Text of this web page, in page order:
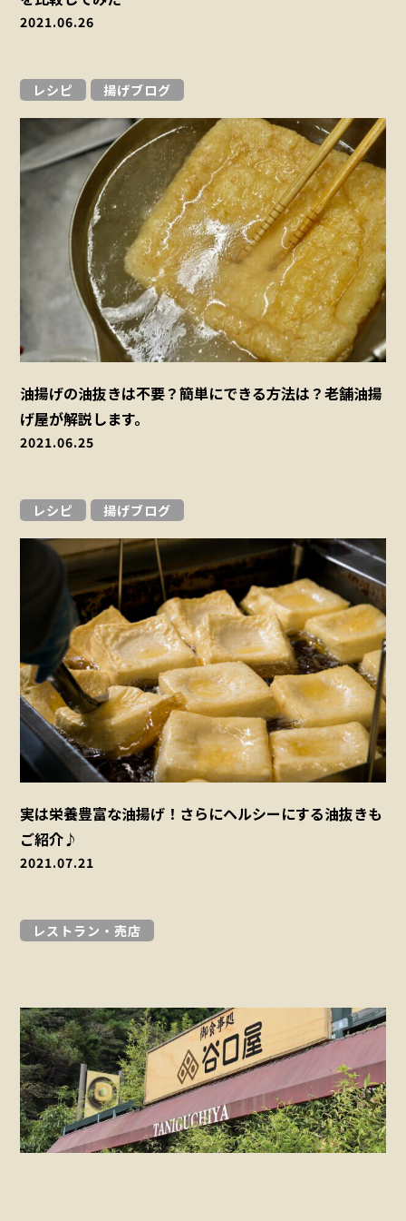
2021.06.26
レシピ 揚げブログ
油揚げの油抜きは不要？簡単にできる方法は？老舗油揚
げ屋が解説します。
2021.06.25
レシピ 揚げブログ
実は栄養豊富な油揚げ！さらにヘルシーにする油抜きも
ご紹介♪
2021.07.21
レストラン・売店